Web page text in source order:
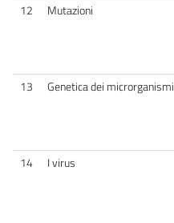
12
Mutazioni
13
Genetica dei microrganismi
14
I virus